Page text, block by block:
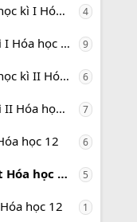
Đề thi giữa học kì I Hóa học 12 4
Đề thi học kì I Hóa học 12 9
Đề thi giữa học kì II Hóa học 12 6
Đề thi học kì II Hóa học 12 7
học 12 6
Đề khảo sát Hóa học 12 5
học 12 1